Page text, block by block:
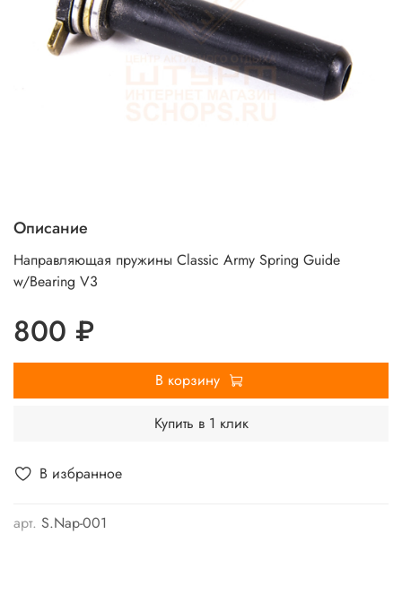
В избранное
арт. S.Nap-001
Описание
Направляющая пружины Classic Army Spring Guide
w/Bearing V3
800 ₽
В корзину
Купить в 1 клик